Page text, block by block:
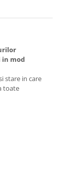
in mod
stare in care
toate